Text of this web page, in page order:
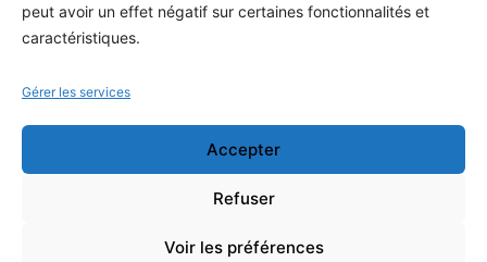
peut avoir un effet négatif sur certaines fonctionnalités et
caractéristiques.
Gérer les services
Accepter
Refuser
Voir les préférences
INFORMATIONS LÉGALES
Conditions générales de vente